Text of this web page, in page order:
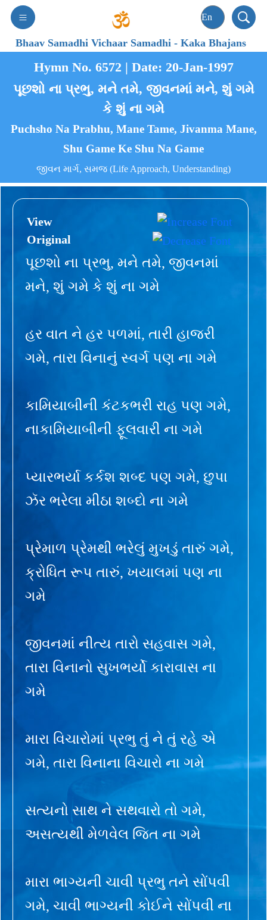
Bhaav Samadhi Vichaar Samadhi-Kaka Bhajans
Hymn No. 6572 | Date: 20-Jan-1997
પૂછશો ના પ્રભુ, મને તમે, જીવનમાં મને, શું ગમે
કે શું ના ગમે
Puchsho Na Prabhu, Mane Tame, Jivanma Mane,
Shu Game Ke Shu Na Game
જીવન માર્ગ, સમજ (Life Approach, Understanding)
View
Original
પૂછશો ના પ્રભુ, મને તમે, જીવનમાં
મને, શું ગમે કે શું ના ગમે
હર વાત ને હર પળમાં, તારી હાજરી
ગમે, તારા વિનાનું સ્વર્ગ પણ ના ગમે
કામિયાબીની કંટકભરી રાહ પણ ગમે,
નાકામિયાબીની ફૂલવારી ના ગમે
પ્યારભર્યા કર્કશ શબ્દ પણ ગમે, છુપા
ઝૅર ભરેલા મીઠા શબ્દો ના ગમે
પ્રેમાળ પ્રેમથી ભરેલું મુખડું તારું ગમે,
ક્રોધિત રૂપ તારું, ખયાલમાં પણ ના
ગમે
જીવનમાં નીત્ય તારો સહવાસ ગમે,
તારા વિનાનો સુખભર્યો કારાવાસ ના
ગમે
મારા વિચારોમાં પ્રભુ તું ને તું રહે એ
ગમે, તારા વિનાના વિચારો ના ગમે
સત્યનો સાથ ને સથવારો તો ગમે,
અસત્યથી મેળવેલ જિત ના ગમે
મારા ભાગ્યની ચાવી પ્રભુ તને સોંપવી
ગમે, ચાવી ભાગ્યની કોઈને સોંપવી ના